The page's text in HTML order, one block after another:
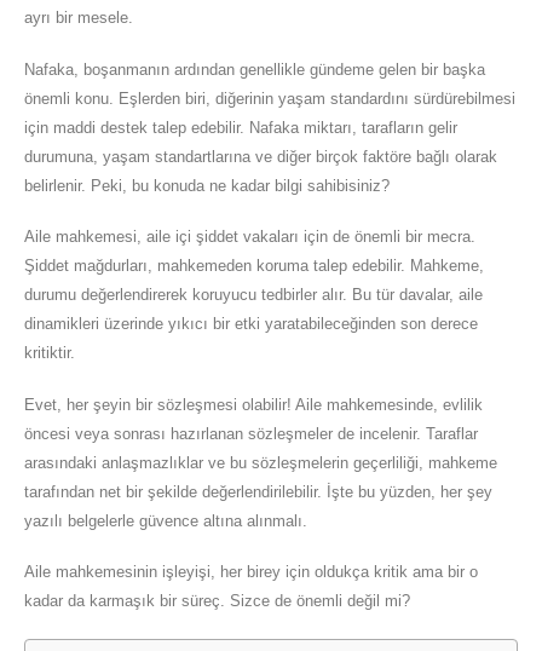
ayrı bir mesele.
Nafaka, boşanmanın ardından genellikle gündeme gelen bir başka
önemli konu. Eşlerden biri, diğerinin yaşam standardını sürdürebilmesi
için maddi destek talep edebilir. Nafaka miktarı, tarafların gelir
durumuna, yaşam standartlarına ve diğer birçok faktöre bağlı olarak
belirlenir. Peki, bu konuda ne kadar bilgi sahibisiniz?
Aile mahkemesi, aile içi şiddet vakaları için de önemli bir mecra.
Şiddet mağdurları, mahkemeden koruma talep edebilir. Mahkeme,
durumu değerlendirerek koruyucu tedbirler alır. Bu tür davalar, aile
dinamikleri üzerinde yıkıcı bir etki yaratabileceğinden son derece
kritiktir.
Evet, her şeyin bir sözleşmesi olabilir! Aile mahkemesinde, evlilik
öncesi veya sonrası hazırlanan sözleşmeler de incelenir. Taraflar
arasındaki anlaşmazlıklar ve bu sözleşmelerin geçerliliği, mahkeme
tarafından net bir şekilde değerlendirilebilir. İşte bu yüzden, her şey
yazılı belgelerle güvence altına alınmalı.
Aile mahkemesinin işleyişi, her birey için oldukça kritik ama bir o
kadar da karmaşık bir süreç. Sizce de önemli değil mi?